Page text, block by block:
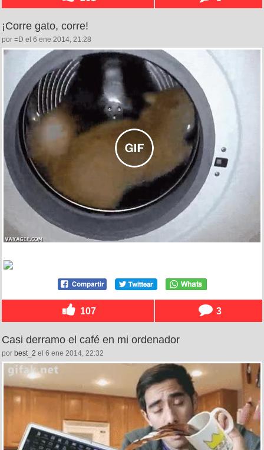
¡Corre gato, corre!
por =D el 6 ene 2014, 21:28
107 3
Casi derramo el café en mi ordenador
por best_2 el 6 ene 2014, 22:32